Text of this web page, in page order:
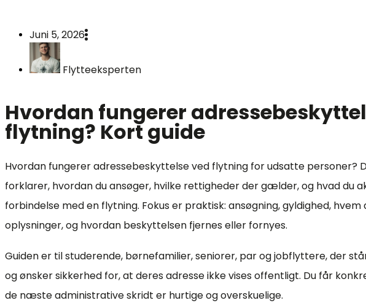
Juni 5, 2026
Flytteeksperten
Hvordan fungerer
flytning? Kort guide
Hvordan fungerer adressebeskyttelse ved flytning for udsatte personer?
forklarer, hvordan du ansøger, hvilke rettigheder der gælder, og hvad du
forbindelse med en flytning. Fokus er praktisk: ansøgning, gyldighed,
oplysninger, og hvordan beskyttelsen fjernes eller fornyes.
Guiden er til studerende, børnefamilier, seniorer, par og jobflyttere, der
og ønsker sikkerhed for, at deres adresse ikke vises offentligt. Du får
de næste administrative skridt er hurtige og overskuelige.